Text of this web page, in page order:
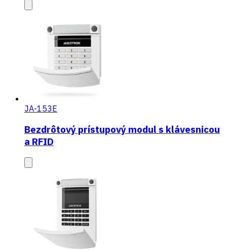
JA-153E
Bezdrôtový prístupový modul s klávesnicou
a RFID